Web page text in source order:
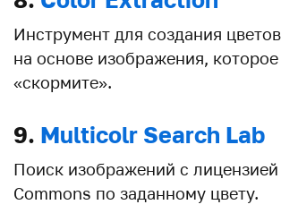
Инструмент для создания
на основе изображения,
«скормите».
9. Multicolr Search Lab
Поиск изображений с
Commons по заданному цвету.